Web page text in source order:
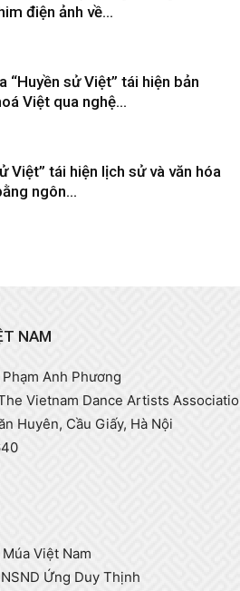
điện ảnh về...
“Huyền sử Việt” tái hiện bản
Việt qua nghệ...
Việt” tái hiện lịch sử và văn hóa
ngôn...
NAM
Anh Phương
Vietnam Dance Artists
Huyên, Cầu Giấy, Hà Nội
Việt Nam
Ứng Duy Thịnh